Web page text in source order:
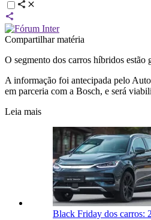
Compartilhar matéria
O segmento dos carros híbridos
A informação foi antecipada pelo
em parceria com a Bosch, e será
Leia mais
Black Friday dos carros: